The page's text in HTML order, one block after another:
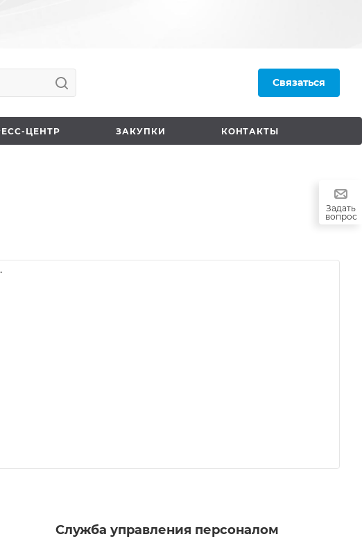
Связаться
ЦЕНТР ЗАКУПКИ КОНТАКТЫ
Служба управления персоналом